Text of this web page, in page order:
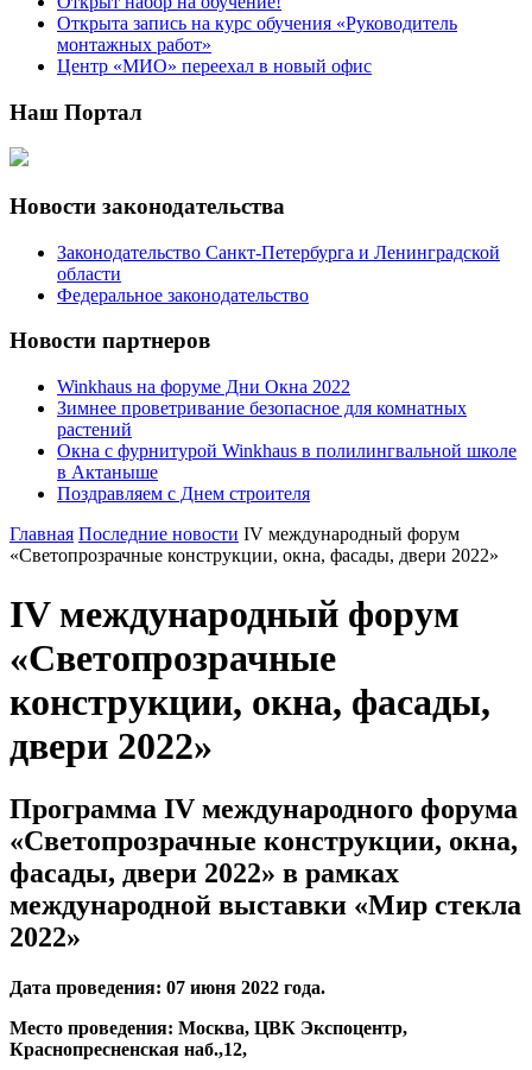
Открыта запись на курс обучения «Руководитель
монтажных работ»
Центр «МИО» переехал в новый офис
Наш Портал
Новости законодательства
Законодательство Санкт-Петербурга и Ленинградской
области
Федеральное законодательство
Новости партнеров
Winkhaus на форуме Дни Окна 2022
Зимнее проветривание безопасное для комнатных
растений
Окна с фурнитурой Winkhaus в полилингвальной школе
в Актаныше
Поздравляем с Днем строителя
Главная Последние новости IV международный форум
«Светопрозрачные конструкции, окна, фасады, двери 2022»
IV международный форум
«Светопрозрачные
конструкции, окна, фасады,
двери 2022»
Программа IV международного форума
«Светопрозрачные конструкции, окна,
фасады, двери 2022» в рамках
международной выставки «Мир стекла
2022»
Дата проведения: 07 июня 2022 года.
Место проведения: Москва, ЦВК Экспоцентр,
Краснопресненская наб.,12,